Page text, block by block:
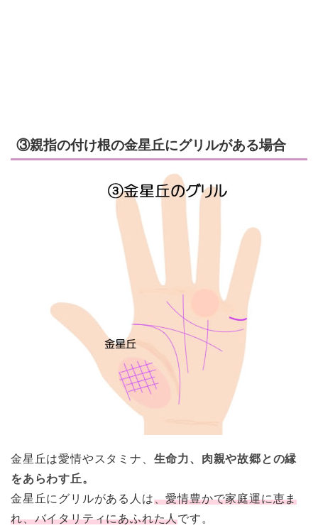
③親指の付け根の金星丘にグリルがある場合
金星丘は愛情やスタミナ、 生命力、肉親や故郷との縁
をあらわす丘。
金星丘にグリルがある人は、愛情豊かで家庭運に恵ま
れ、バイタリティにあふれた人です。